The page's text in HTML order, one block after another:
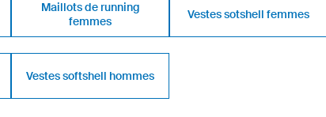
Maillots de running
femmes
Vestes sotshell femmes
Vestes softshell hommes